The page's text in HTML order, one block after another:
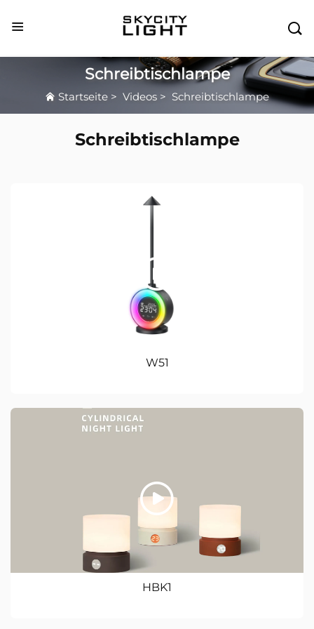

Schreibtischlampe
Startseite > Videos > Schreibtischlampe
Schreibtischlampe
W51
HBK1